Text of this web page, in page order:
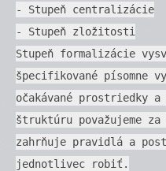
- Stupeň centralizácie
- Stupeň zložitosti
Stupeň formalizácie
špecifikované písomne
očakávané prostriedky
štruktúru považujeme
zahrňuje pravidlá a
jednotlivec robiť.